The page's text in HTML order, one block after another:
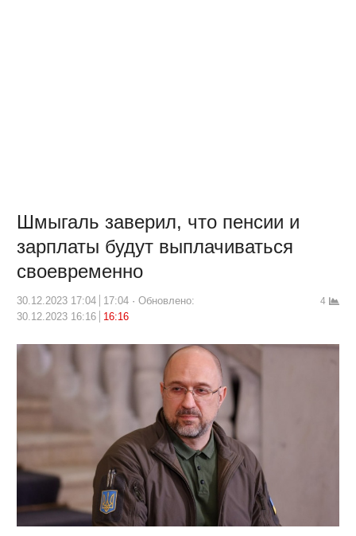
Шмыгаль заверил, что пенсии и
зарплаты будут выплачиваться
своевременно
30.12.2023 17:04 17:04
Обновлено:
30.12.2023 16:16
16:16
4